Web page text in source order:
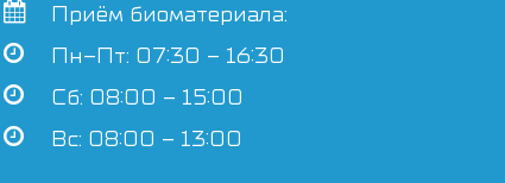
Приём биоматериала:
Пн–Пт: 07:30 – 16:30
Сб: 08:00 – 15:00
Вс: 08:00 – 13:00